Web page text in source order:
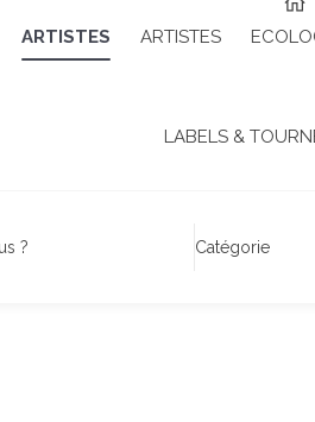
ARTISTES ARTISTES
LABELS &
? Catégorie